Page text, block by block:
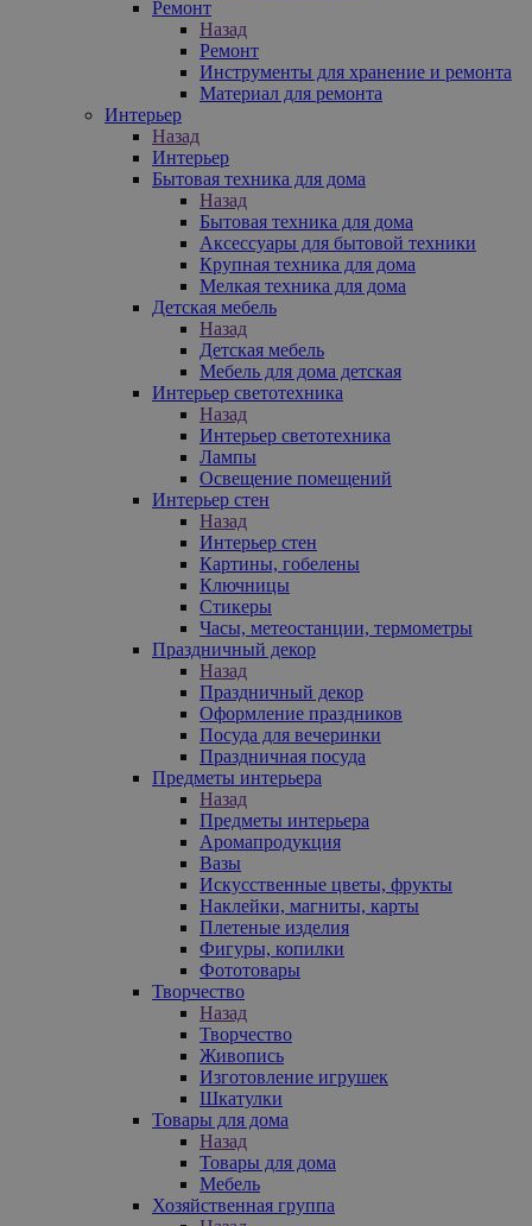
Ремонт
Назад
Ремонт
Инструменты для хранение и ремонта
Материал для ремонта
Интерьер
Назад
Интерьер
Бытовая техника для дома
Назад
Бытовая техника для дома
Аксессуары для бытовой техники
Крупная техника для дома
Мелкая техника для дома
Детская мебель
Назад
Детская мебель
Мебель для дома детская
Интерьер светотехника
Назад
Интерьер светотехника
Лампы
Освещение помещений
Интерьер стен
Назад
Интерьер стен
Картины, гобелены
Ключницы
Стикеры
Часы, метеостанции, термометры
Праздничный декор
Назад
Праздничный декор
Оформление праздников
Посуда для вечеринки
Праздничная посуда
Предметы интерьера
Назад
Предметы интерьера
Аромапродукция
Вазы
Искусственные цветы, фрукты
Наклейки, магниты, карты
Плетеные изделия
Фигуры, копилки
Фототовары
Творчество
Назад
Творчество
Живопись
Изготовление игрушек
Шкатулки
Товары для дома
Назад
Товары для дома
Мебель
Хозяйственная группа